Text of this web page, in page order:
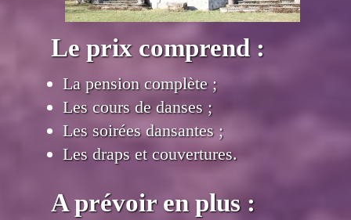
Le prix comprend :
La pension complète ;
Les cours de danses ;
Les soirées dansantes ;
Les draps et couvertures.
A prévoir en plus :